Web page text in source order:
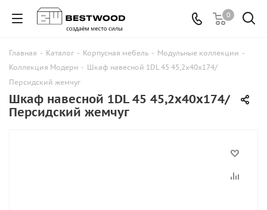
0
Главная - Каталог - Корпусная мебель - Модульные коллекции -
Коллекция Модерн - Шкаф навесной 1DL 45 45,2х40х174/
Персидский жемчуг
Шкаф навесной 1DL 45 45,2х40х174/
Персидский жемчуг